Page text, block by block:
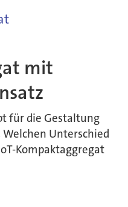
mit
für die Gestaltung
Unterschied
Kompaktaggregat